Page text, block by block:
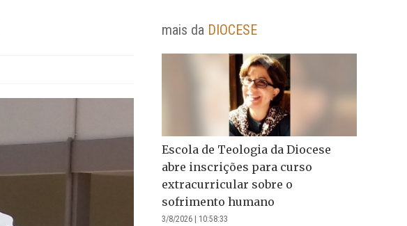
mais da DIOCESE
Escola de Teologia da Diocese
abre inscrições para curso
extracurricular sobre o
sofrimento humano
3/8/2026 | 10:58:33